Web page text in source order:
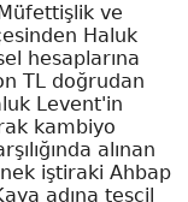
ve
Haluk
hesaplarına
TL doğrudan
Levent'in
kambiyo
alınan
iştiraki Ahbap
adına tescil